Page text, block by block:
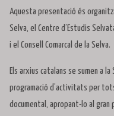
Aquesta presentació és
Selva, el Centre d’Estudis
i el Consell Comarcal de la Selva.
Els arxius catalans se sumen a
programació d’activitats per
documental, apropant-lo al gran